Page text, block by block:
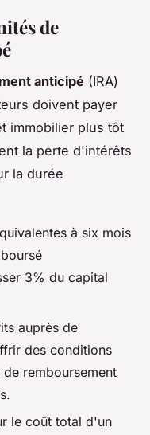
de
anticipé (IRA)
doivent payer
immobilier plus tôt
la perte d'intérêts
la durée
à six mois
3% du capital
auprès de
des conditions
remboursement
le coût total d'un